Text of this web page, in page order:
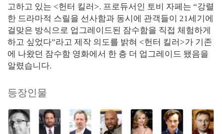
고하고 있는 <헌터 킬러>. 프로듀서인 토비 자페는 “강렬
한 드라마적 스릴을 선사함과 동시에 관객들이 21세기에
걸맞은 방식으로 업그레이드된 잠수함을 직접 체험하게
하고 싶었다”라고 제작 의도를 밝혀 <헌터 킬러>가 기존
에 나왔던 잠수함 영화에서 한 층 더 업그레이드 됐음을
알렸습니다.
등장인물